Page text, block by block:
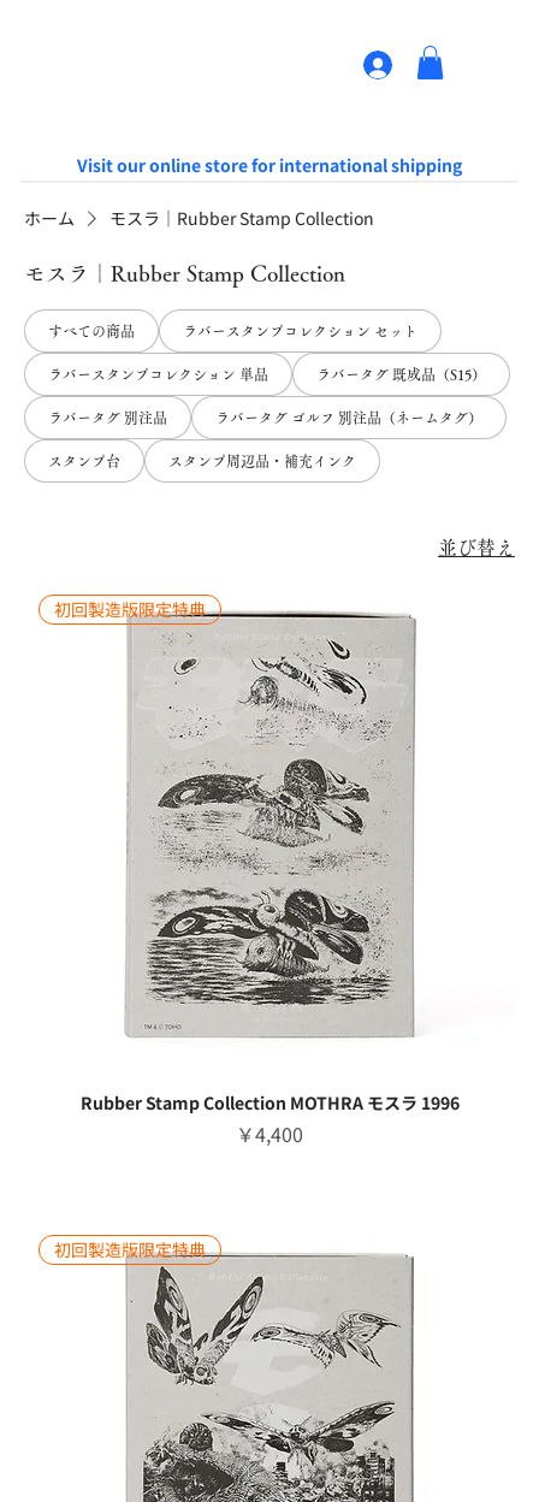
Visit our online store for international shipping
ホーム モスラ｜Rubber Stamp Collection
モスラ｜Rubber Stamp Collection
すべての商品 ラバースタンプコレクション セット
ラバースタンプコレクション 単品 ラバータグ 既成品（S15）
ラバータグ 別注品 ラバータグ ゴルフ 別注品（ネームタグ）
スタンプ台 スタンプ周辺品・補充インク
並び替え
初回製造版限定特典
Rubber Stamp Collection MOTHRA モスラ 1996
価格
￥4,400
初回製造版限定特典